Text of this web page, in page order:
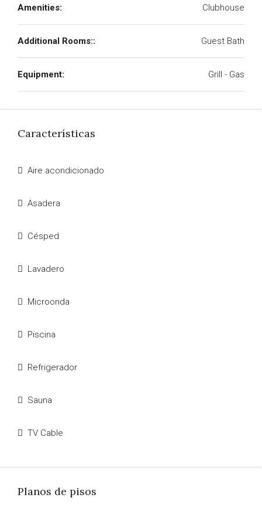
Amenities: Clubhouse
Additional Rooms:: Guest Bath
Equipment: Grill - Gas
Características
Aire acondicionado
Asadera
Césped
Lavadero
Microonda
Piscina
Refrigerador
Sauna
TV Cable
Planos de pisos